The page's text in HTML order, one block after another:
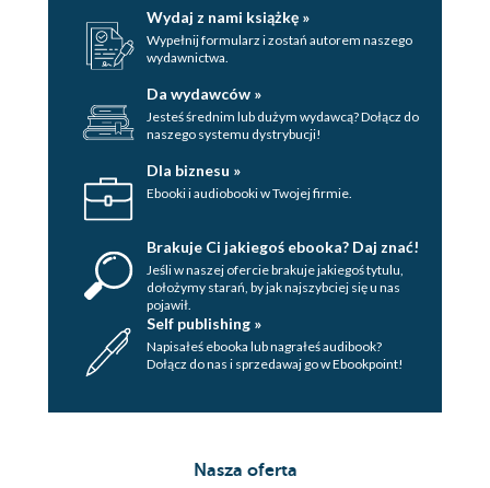
Wydaj z nami książkę »
Wypełnij formularz i zostań autorem naszego
wydawnictwa.
Da wydawców »
Jesteś średnim lub dużym wydawcą? Dołącz do
naszego systemu dystrybucji!
Dla biznesu »
Ebooki i audiobooki w Twojej firmie.
Brakuje Ci jakiegoś ebooka? Daj znać!
Jeśli w naszej ofercie brakuje jakiegoś tytulu,
dołożymy starań, by jak najszybciej się u nas
pojawił.
Self publishing »
Napisałeś ebooka lub nagrałeś audibook?
Dołącz do nas i sprzedawaj go w Ebookpoint!
Nasza oferta